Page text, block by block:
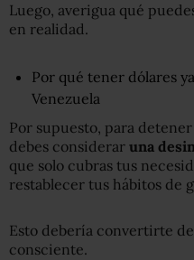
Luego, averigua qué
en realidad.
Por qué tener dólares
Venezuela
Por supuesto, para
debes considerar una
que solo cubras tus
restablecer tus hábitos de
Esto debería convertirte
consciente.